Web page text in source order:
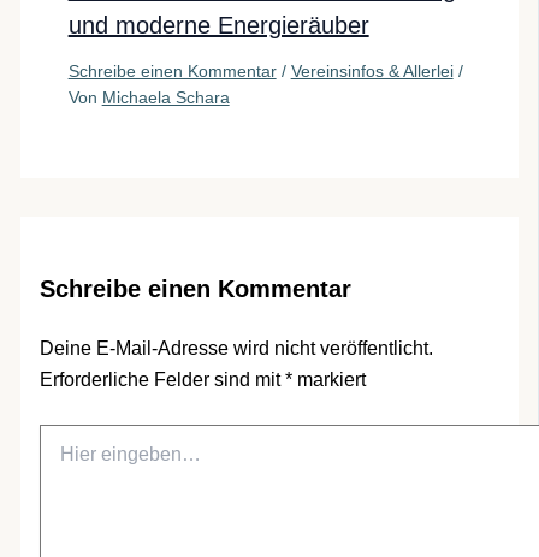
und moderne Energieräuber
Schreibe einen Kommentar / Vereinsinfos & Allerlei/
Von Michaela Schara
Schreibe einen Kommentar
Deine E-Mail-Adresse wird nicht veröffentlicht.
Erforderliche Felder sind mit*markiert
eingeben…